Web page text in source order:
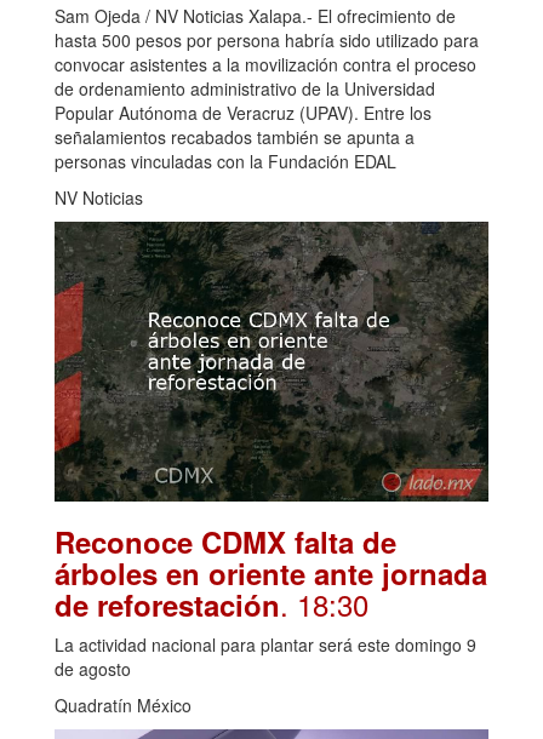
Sam Ojeda / NV Noticias Xalapa.- El ofrecimiento de
hasta 500 pesos por persona habría sido utilizado para
convocar asistentes a la movilización contra el proceso
de ordenamiento administrativo de la Universidad
Popular Autónoma de Veracruz (UPAV). Entre los
señalamientos recabados también se apunta a
personas vinculadas con la Fundación EDAL
NV Noticias
Reconoce CDMX falta de
árboles en oriente ante jornada
de reforestación. 18:30
La actividad nacional para plantar será este domingo 9
de agosto
Quadratín México